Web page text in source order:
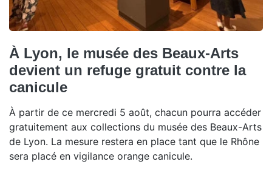
À Lyon, le musée des Beaux-Arts
devient un refuge gratuit contre la
canicule
À partir de ce mercredi 5 août, chacun pourra accéder
gratuitement aux collections du musée des Beaux-Arts
de Lyon. La mesure restera en place tant que le Rhône
sera placé en vigilance orange canicule.